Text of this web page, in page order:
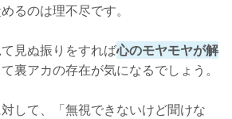
るのは理不尽です。
見ぬ振りをすれば心のモヤモヤが解
裏アカの存在が気になるでしょう。
して、「無視できないけど聞けな